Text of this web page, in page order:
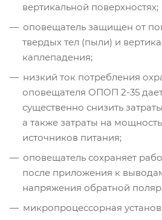
вертикальной поверхностях;
оповещатель защищен от
твердых тел (пыли) и
каплепадения;
низкий ток потребления
оповещателя ОПОП 2-35
существенно снизить
а также затраты на
источников питания;
оповещатель сохраняет
после приложения к
напряжения обратной
микропроцессорная